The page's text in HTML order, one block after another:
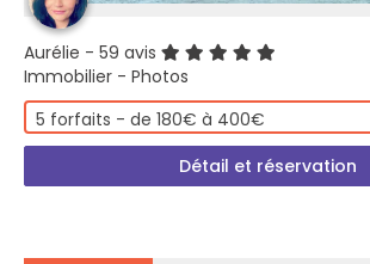
Aurélie - 59 avis
Immobilier - Photos
5 forfaits - de 180€ à 400€
Détail et réservation